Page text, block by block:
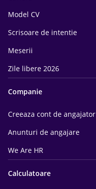
Model CV
Scrisoare de intentie
Meserii
Zile libere 2026
Companie
Creeaza cont de angajator
Anunturi de angajare
We Are HR
Calculatoare